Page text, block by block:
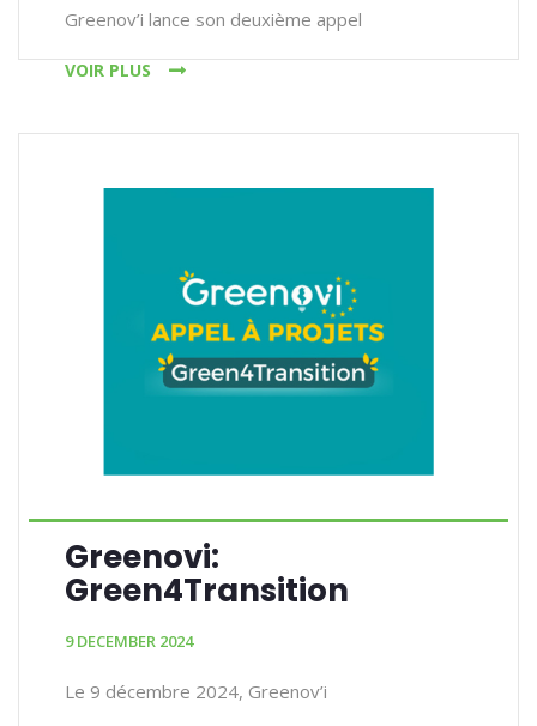
Greenov’i lance son deuxième appel
VOIR PLUS
Greenovi:
Green4Transition
9 DECEMBER 2024
Le 9 décembre 2024, Greenov’i